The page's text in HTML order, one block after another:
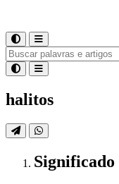
halitos
Significado